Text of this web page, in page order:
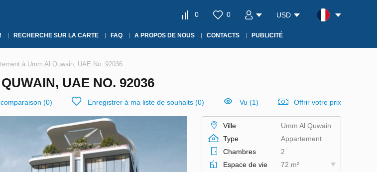
0 0 USD
RECHERCHE SUR LA CARTE FAQ A PROPOS DE NOUS CONTACTS PUBLICITÉ
à Umm Al Quwain, UAE No. 92036
UAE NO. 92036
(0) Enregistrer à ma liste de souhaits (0) Vu (1) Offrir votre prix
Ville
Umm Al Quwain
Type
Appartement
Chambres
2
Espace de vie
72 m²